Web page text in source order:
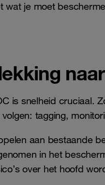
wat je moet
is snelheid cruciaal.
tagging,
aan bestaande
in het
over het hoofd